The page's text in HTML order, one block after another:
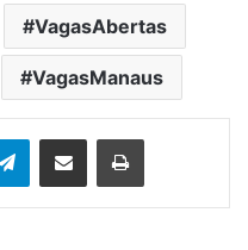
VagasAbertas
VagasManaus
Telegram